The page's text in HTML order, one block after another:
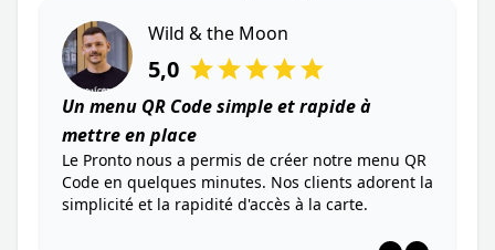
Wild & the Moon
5,0
Un menu QR Code simple et rapide à
mettre en place
Le Pronto nous a permis de créer notre menu QR
Code en quelques minutes. Nos clients adorent la
simplicité et la rapidité d'accès à la carte.
La mélangerie
5,0
Poppy Céramique
5,0
Restaurant du coin
5,0
O Papa
5,0